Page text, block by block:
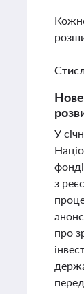
Нове
У
з
про